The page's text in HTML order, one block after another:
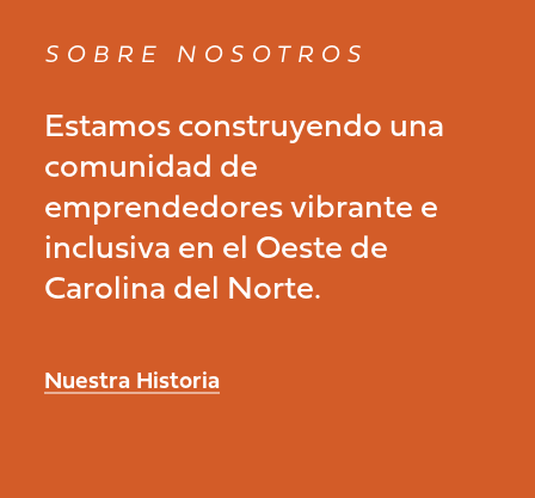
SOBRE NOSOTROS
Estamos construyendo una
comunidad de
emprendedores vibrante e
inclusiva en el Oeste de
Carolina del Norte.
Nuestra Historia